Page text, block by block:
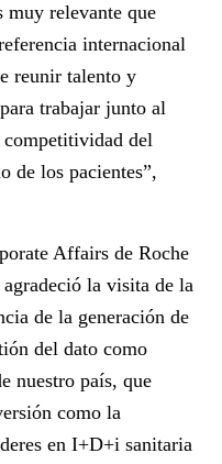
muy relevante que
internacional
reunir talento y
trabajar junto al
del
de los pacientes”,
Affairs de Roche
agradeció la visita de la
de la generación de
del dato como
nuestro país, que
como la
en I+D+i sanitaria